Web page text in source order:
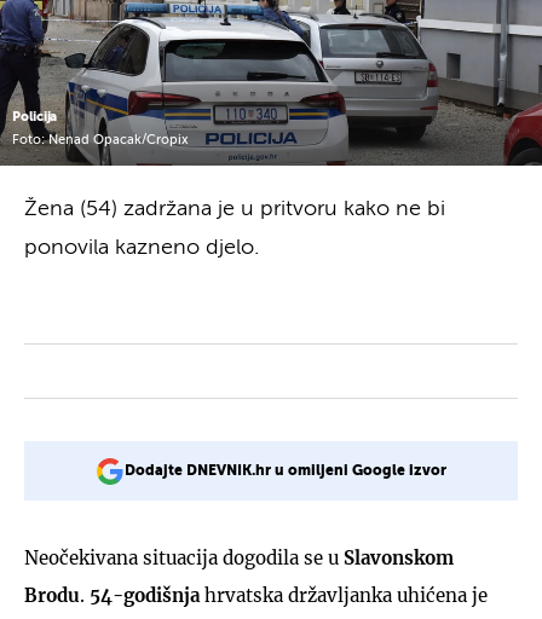
Policija
Foto: Nenad Opacak/Cropix
Žena (54) zadržana je u pritvoru kako ne bi
ponovila kazneno djelo.
Dodajte DNEVNIK.hr u omiljeni Google izvor
Neočekivana situacija dogodila se u Slavonskom
Brodu. 54-godišnja hrvatska državljanka uhićena je